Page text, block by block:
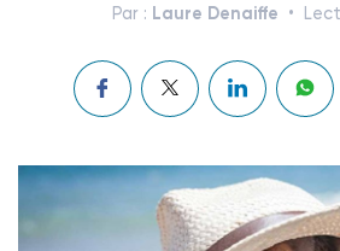
Par : Laure Denaiffe